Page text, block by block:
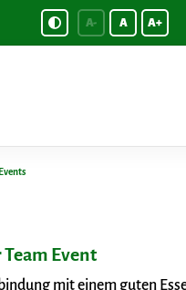
A- A A+
Event
mit einem guten